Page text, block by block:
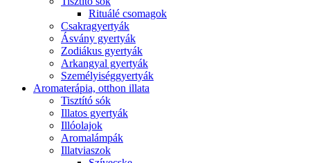
Rituálé csomagok
Csakragyertyák
Ásvány gyertyák
Zodiákus gyertyák
Arkangyal gyertyák
Személyiséggyertyák
Aromaterápia, otthon illata
Tisztító sók
Illatos gyertyák
Illóolajok
Aromalámpák
Illatviaszok